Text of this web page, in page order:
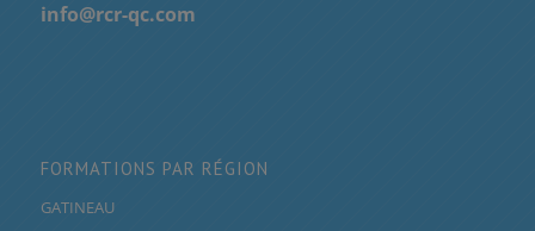
info@rcr-qc.com
FORMATIONS PAR RÉGION
GATINEAU